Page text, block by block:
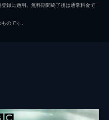
トラプ
録に適用。無料期間終了後は通常料金で
のです。